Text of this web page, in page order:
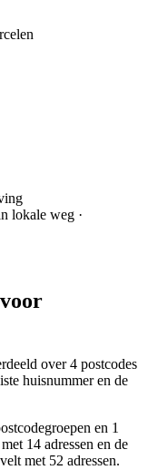
lokale weg ·
over 4 postcodes
huisnummer en de
en 1
14 adressen en de
met 52 adressen.